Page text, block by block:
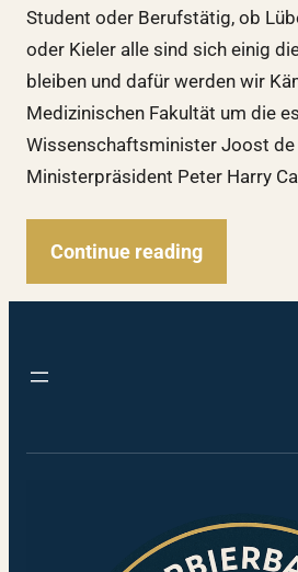
Student oder Berufstätig, ob
oder Kieler alle sind sich einig
bleiben und dafür werden wir
Medizinischen Fakultät um die es
Wissenschaftsminister Joost de
Ministerpräsident Peter Harry
Continue reading